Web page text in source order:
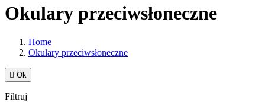
Okulary przeciwsłoneczne
Home
Okulary przeciwsłoneczne
 Ok
Filtruj